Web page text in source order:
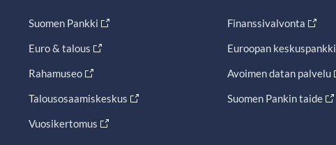
Suomen Pankki
Euro & talous
Rahamuseo
Talousosaamiskeskus
Vuosikertomus
Finanssivalvonta
Euroopan keskuspankki
Avoimen datan palvelu
Suomen Pankin taide